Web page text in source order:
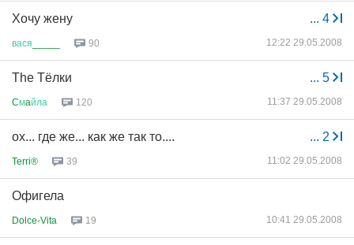
... 4
Хочу жену
вася 90 12:22 29.05.2008
... 5
The Тёлки
Cмaйла 120 11:37 29.05.2008
... 2
ох... где же... как же так то....
Terri® 39 11:02 29.05.2008
Офигела
Dolce-Vita 19 10:41 29.05.2008